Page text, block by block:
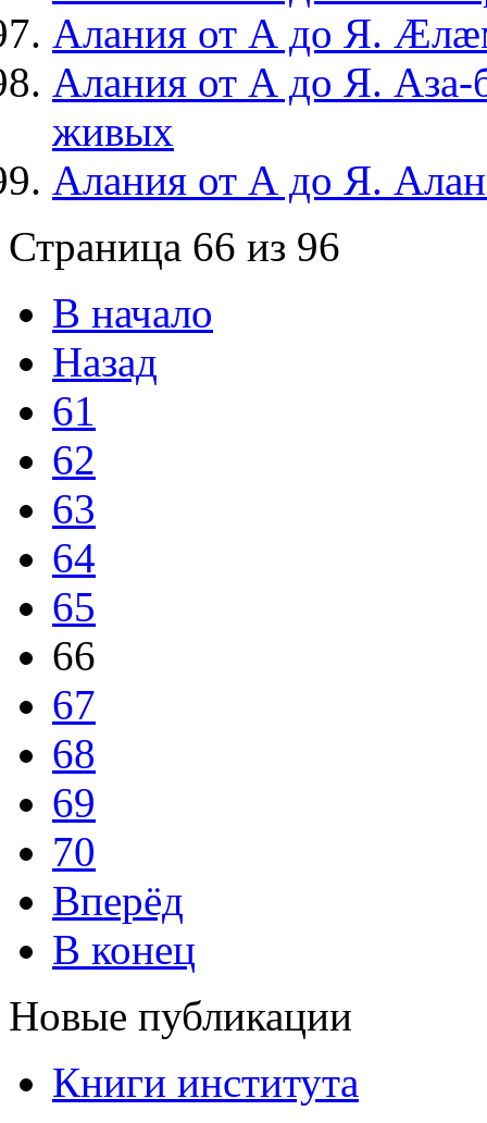
Алания от А до Я.
Алания от А до Я. Аза-
живых
Алания от А до Я.
Страница 66 из 96
В начало
Назад
61
62
63
64
65
66
67
68
69
70
Вперёд
В конец
Новые публикации
Книги института